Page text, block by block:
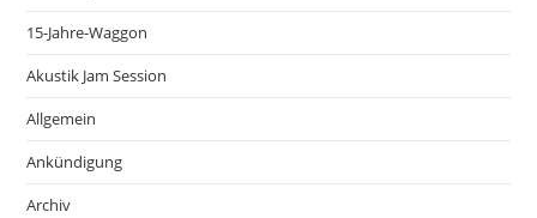
15-Jahre-Waggon
Akustik Jam Session
Allgemein
Ankündigung
Archiv